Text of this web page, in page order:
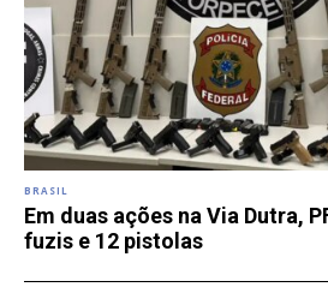
BRASIL
Em duas ações na Via Dutra,
fuzis e 12 pistolas